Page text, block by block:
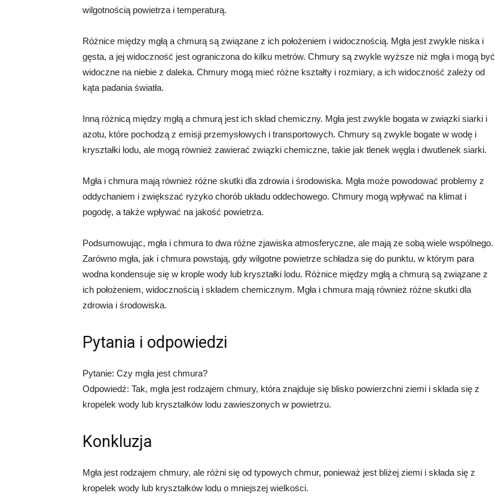
wilgotnością powietrza i temperaturą.
Różnice między mgłą a chmurą są związane z ich położeniem i widocznością. Mgła jest zwykle niska i
gęsta, a jej widoczność jest ograniczona do kilku metrów. Chmury są zwykle wyższe niż mgła i mogą być
widoczne na niebie z daleka. Chmury mogą mieć różne kształty i rozmiary, a ich widoczność zależy od
kąta padania światła.
Inną różnicą między mgłą a chmurą jest ich skład chemiczny. Mgła jest zwykle bogata w związki siarki i
azotu, które pochodzą z emisji przemysłowych i transportowych. Chmury są zwykle bogate w wodę i
kryształki lodu, ale mogą również zawierać związki chemiczne, takie jak tlenek węgla i dwutlenek siarki.
Mgła i chmura mają również różne skutki dla zdrowia i środowiska. Mgła może powodować problemy z
oddychaniem i zwiększać ryzyko chorób układu oddechowego. Chmury mogą wpływać na klimat i
pogodę, a także wpływać na jakość powietrza.
Podsumowując, mgła i chmura to dwa różne zjawiska atmosferyczne, ale mają ze sobą wiele wspólnego.
Zarówno mgła, jak i chmura powstają, gdy wilgotne powietrze schładza się do punktu, w którym para
wodna kondensuje się w krople wody lub kryształki lodu. Różnice między mgłą a chmurą są związane z
ich położeniem, widocznością i składem chemicznym. Mgła i chmura mają również różne skutki dla
zdrowia i środowiska.
Pytania i odpowiedzi
Pytanie: Czy mgła jest chmura?
Odpowiedź: Tak, mgła jest rodzajem chmury, która znajduje się blisko powierzchni ziemi i składa się z
kropelek wody lub kryształków lodu zawieszonych w powietrzu.
Konkluzja
Mgła jest rodzajem chmury, ale różni się od typowych chmur, ponieważ jest bliżej ziemi i składa się z
kropelek wody lub kryształków lodu o mniejszej wielkości.